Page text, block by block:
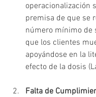
operacionalización
premisa de que se
número mínimo de
que los clientes
apoyándose en la
efecto de la dosis
Falta de